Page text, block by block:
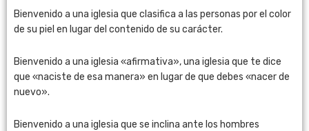
Bienvenido a una iglesia que clasifica a las personas por el color
de su piel en lugar del contenido de su carácter.
Bienvenido a una iglesia «afirmativa», una iglesia que te dice
que «naciste de esa manera» en lugar de que debes «nacer de
nuevo».
Bienvenido a una iglesia que se inclina ante los hombres